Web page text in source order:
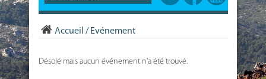
Accueil / Evénement
Désolé mais aucun événement n'a été trouvé.